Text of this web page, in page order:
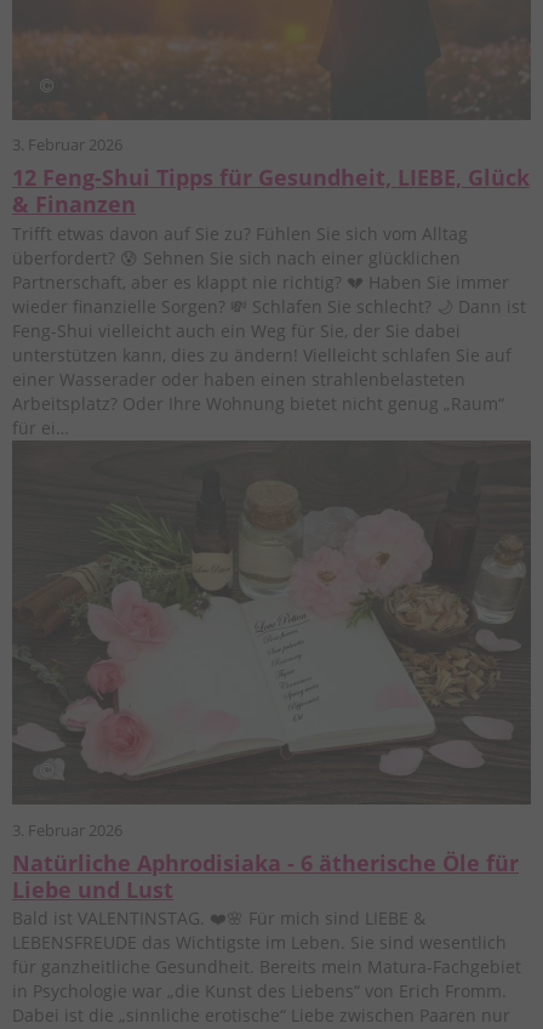
3. Februar 2026
12 Feng-Shui Tipps für Gesundheit, LIEBE, Glück
& Finanzen
Trifft etwas davon auf Sie zu? Fühlen Sie sich vom Alltag
überfordert? 😰 Sehnen Sie sich nach einer glücklichen
Partnerschaft, aber es klappt nie richtig? 💔 Haben Sie immer
wieder finanzielle Sorgen? 💸 Schlafen Sie schlecht? 🌙 Dann ist
Feng-Shui vielleicht auch ein Weg für Sie, der Sie dabei
unterstützen kann, dies zu ändern! Vielleicht schlafen Sie auf
einer Wasserader oder haben einen strahlenbelasteten
Arbeitsplatz? Oder Ihre Wohnung bietet nicht genug „Raum“
für ei…
3. Februar 2026
Natürliche Aphrodisiaka - 6 ätherische Öle für
Liebe und Lust
Bald ist VALENTINSTAG. ❤️🌸 Für mich sind LIEBE &
LEBENSFREUDE das Wichtigste im Leben. Sie sind wesentlich
für ganzheitliche Gesundheit. Bereits mein Matura-Fachgebiet
in Psychologie war „die Kunst des Liebens“ von Erich Fromm.
Dabei ist die „sinnliche erotische“ Liebe zwischen Paaren nur